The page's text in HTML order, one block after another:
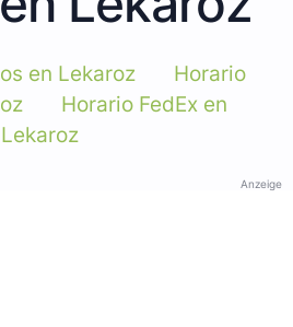
en Lekaroz
Horario
Horario FedEx en
Lekaroz
Anzeige